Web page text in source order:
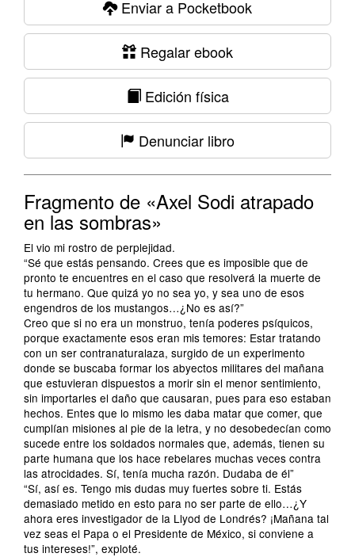
Enviar a Pocketbook
Regalar ebook
Edición física
Denunciar libro
Fragmento de «Axel Sodi atrapado
en las sombras»
El vio mi rostro de perplejidad.
“Sé que estás pensando. Crees que es imposible que de
pronto te encuentres en el caso que resolverá la muerte de
tu hermano. Que quizá yo no sea yo, y sea uno de esos
engendros de los mustangos…¿No es así?”
Creo que si no era un monstruo, tenía poderes psíquicos,
porque exactamente esos eran mis temores: Estar tratando
con un ser contranaturalaza, surgido de un experimento
donde se buscaba formar los abyectos militares del mañana
que estuvieran dispuestos a morir sin el menor sentimiento,
sin importarles el daño que causaran, pues para eso estaban
hechos. Entes que lo mismo les daba matar que comer, que
cumplían misiones al pie de la letra, y no desobedecían como
sucede entre los soldados normales que, además, tienen su
parte humana que los hace rebelares muchas veces contra
las atrocidades. Sí, tenía mucha razón. Dudaba de él”
“Sí, así es. Tengo mis dudas muy fuertes sobre ti. Estás
demasiado metido en esto para no ser parte de ello…¿Y
ahora eres investigador de la Llyod de Londrés? ¡Mañana tal
vez seas el Papa o el Presidente de México, si conviene a
tus intereses!”, exploté.